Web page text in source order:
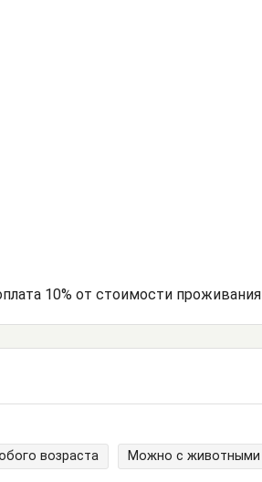
10% от стоимости проживания
возраста Можно с животными